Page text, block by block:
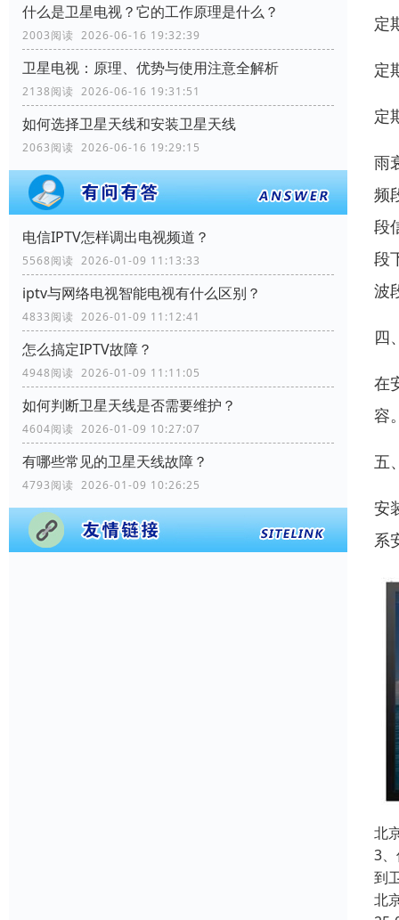
什么是卫星电视？它的工作原理是什么？
2003阅读 2026-06-16 19:32:39
卫星电视：原理、优势与使用注意全解析
2138阅读 2026-06-16 19:31:51
如何选择卫星天线和安装卫星天线
2063阅读 2026-06-16 19:29:15
电信IPTV怎样调出电视频道？
5568阅读 2026-01-09 11:13:33
iptv与网络电视智能电视有什么区别？
4833阅读 2026-01-09 11:12:41
怎么搞定IPTV故障？
4948阅读 2026-01-09 11:11:05
如何判断卫星天线是否需要维护？
4604阅读 2026-01-09 10:27:07
有哪些常见的卫星天线故障？
4793阅读 2026-01-09 10:26:25
定
定
定
雨
频
段
段
波
四
在
容
五
安
系
北
3
到
北